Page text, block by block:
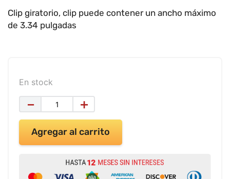
Clip giratorio, clip puede contener un ancho máximo
de 3.34 pulgadas
En stock
＋
－
Agregar al carrito
masa moldear vaso 150gr